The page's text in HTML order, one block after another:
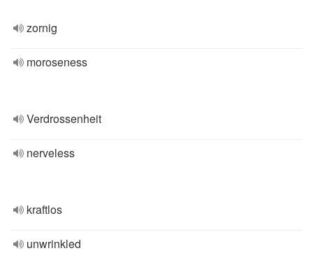
zornig
moroseness
Verdrossenheit
nerveless
kraftlos
unwrinkled